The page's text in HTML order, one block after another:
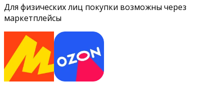
Для физических лиц покупки возможны через
маркетплейсы